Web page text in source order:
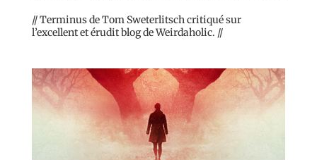
// Terminus de Tom Sweterlitsch critiqué sur
l’excellent et érudit blog de Weirdaholic. //